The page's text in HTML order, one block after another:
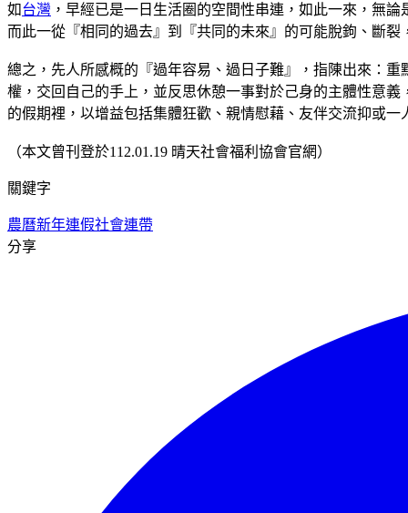
如台灣 ，早經已是一日生活圈的空間性串連，如此一來，無
而此一從『相同的過去』到『共同的未來』的可能脫鉤、斷
總之，先人所感概的『過年容易、過日子難』，指陳出來：
權，交回自己的手上，並反思休憩一事對於己身的主體性意
的假期裡，以增益包括集體狂歡、親情慰藉、友伴交流抑或一
（本文曾刊登於112.01.19 晴天社會福利協會官網）
關鍵字
農曆新年連假社會連帶
分享